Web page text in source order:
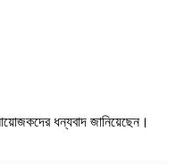
ধন্যবাদ জানিয়েছেন।